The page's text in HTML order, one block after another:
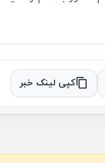
کپی لینک خبر